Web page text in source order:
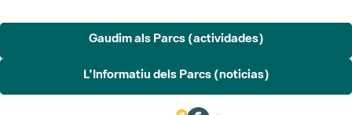
Gaudim als Parcs (actividades)
L'Informatiu dels Parcs (noticias)